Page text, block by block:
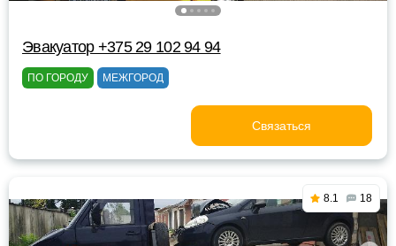
Эвакуатор +375 29 102 94 94
ПО ГОРОДУ МЕЖГОРОД
Связаться
8.1 18